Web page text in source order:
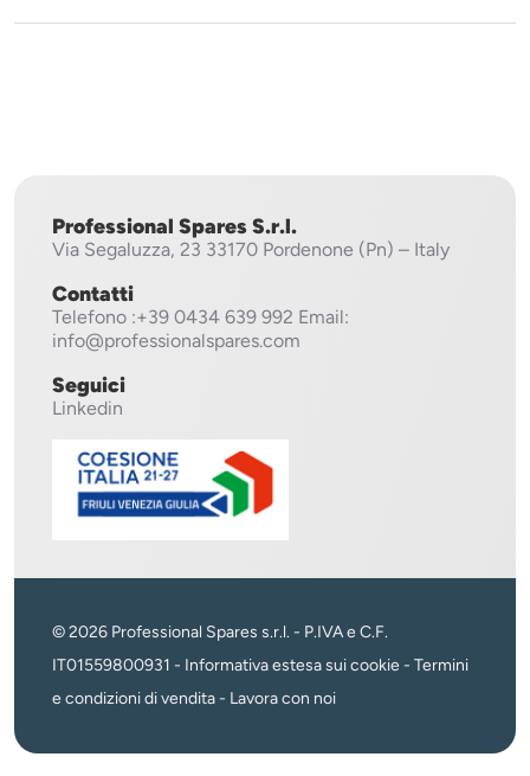
Professional Spares S.r.l.
Via Segaluzza, 23 33170 Pordenone (Pn) – Italy
Contatti
Telefono :+39 0434 639 992 Email:
info@professionalspares.com
Seguici
Linkedin
© 2026 Professional Spares s.r.l. - P.IVA e C.F.
IT01559800931 - Informativa estesa sui cookie - Termini
e condizioni di vendita- Lavora con noi